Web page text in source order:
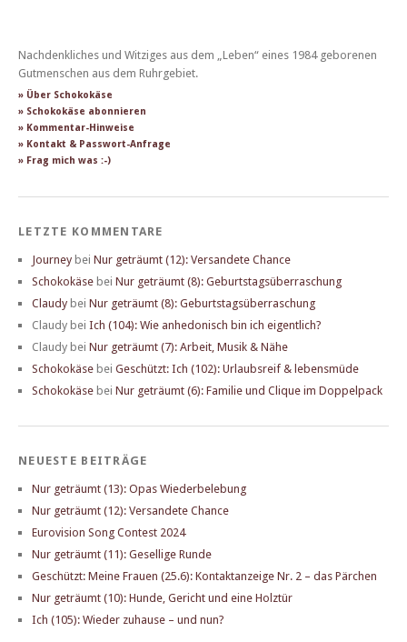
Nachdenkliches und Witziges aus dem „Leben“ eines 1984 geborenen
Gutmenschen aus dem Ruhrgebiet.
» Über Schokokäse
» Schokokäse abonnieren
» Kommentar-Hinweise
» Kontakt & Passwort-Anfrage
» Frag mich was :-)
LETZTE KOMMENTARE
Journey bei Nur geträumt (12): Versandete Chance
Schokokäse bei Nur geträumt (8): Geburtstagsüberraschung
Claudy bei Nur geträumt (8): Geburtstagsüberraschung
Claudy bei Ich (104): Wie anhedonisch bin ich eigentlich?
Claudy bei Nur geträumt (7): Arbeit, Musik & Nähe
Schokokäse bei Geschützt: Ich (102): Urlaubsreif & lebensmüde
Schokokäse bei Nur geträumt (6): Familie und Clique im Doppelpack
NEUESTE BEITRÄGE
Nur geträumt (13): Opas Wiederbelebung
Nur geträumt (12): Versandete Chance
Eurovision Song Contest 2024
Nur geträumt (11): Gesellige Runde
Geschützt: Meine Frauen (25.6): Kontaktanzeige Nr. 2 – das Pärchen
Nur geträumt (10): Hunde, Gericht und eine Holztür
Ich (105): Wieder zuhause – und nun?